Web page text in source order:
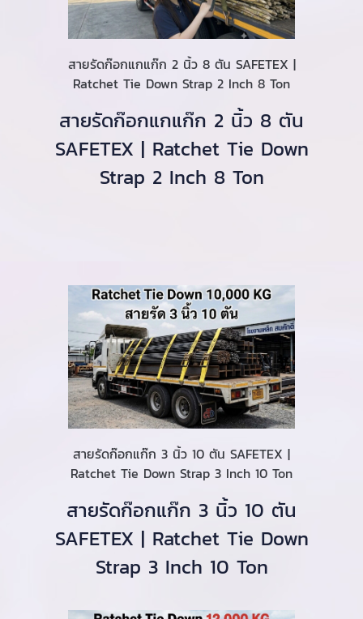
สายรัดก๊อกแกแก๊ก 2 นิ้ว 8 ตัน SAFETEX |
Ratchet Tie Down Strap 2 Inch 8 Ton
สายรัดก๊อกแกแก๊ก 2 นิ้ว 8 ตัน
SAFETEX | Ratchet Tie Down
Strap 2 Inch 8 Ton
สายรัดก๊อกแก๊ก 3 นิ้ว 10 ตัน SAFETEX |
Ratchet Tie Down Strap 3 Inch 10 Ton
สายรัดก๊อกแก๊ก 3 นิ้ว 10 ตัน
SAFETEX | Ratchet Tie Down
Strap 3 Inch 10 Ton